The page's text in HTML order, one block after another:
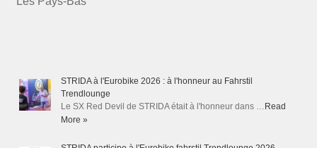
STRIDA à l'Eurobike 2026 : à l'honneur au Fahrstil
Trendlounge
Le SX Red Devil de STRIDA était à l'honneur dans … Read
More »